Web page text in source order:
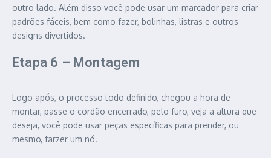
outro lado. Além disso você pode usar um marcador para criar
padrões fáceis, bem como fazer, bolinhas, listras e outros
designs divertidos.
Etapa 6 – Montagem
Logo após, o processo todo definido, chegou a hora de
montar, passe o cordão encerrado, pelo furo, veja a altura que
deseja, você pode usar peças específicas para prender, ou
mesmo, farzer um nó.